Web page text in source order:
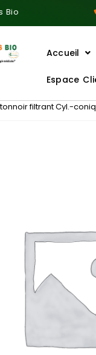
Bio
Accueil
Espace
filtrant Cyl.-